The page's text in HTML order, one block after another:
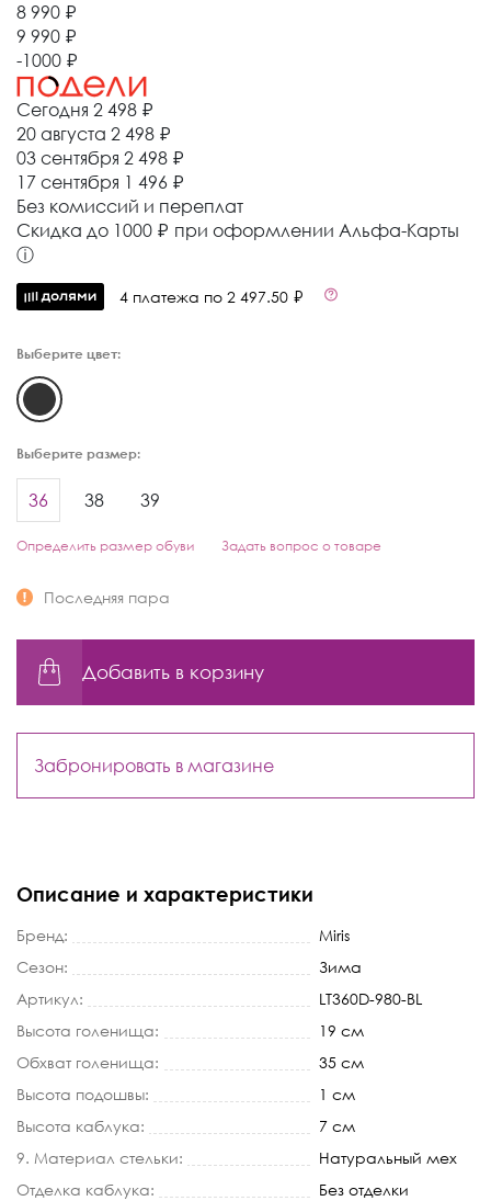
8 990 ₽
9 990 ₽
-1000 ₽
Сегодня 2 498 ₽
20 августа 2 498 ₽
03 сентября 2 498 ₽
17 сентября 1 496 ₽
Без комиссий и переплат
Cкидка до 1000 ₽ при оформлении Альфа-Карты
ⓘ
4 платежа по 2 497.50 ₽
Выберите цвет:
Выберите размер:
36 38 39
Определить размер обуви Задать вопрос о товаре
Последняя пара
Добавить в корзину
Забронировать в магазине
Описание и характеристики
Бренд:
Miris
Сезон:
Зима
Артикул:
LT360D-980-BL
Высота голенища:
19 см
Обхват голенища:
35 см
Высота подошвы:
1 см
Высота каблука:
7 см
9. Материал стельки:
Натуральный мех
Отделка каблука:
Без отделки